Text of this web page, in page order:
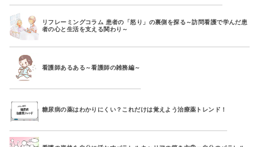
リフレーミングコラム 患者の「怒り」の裏側を探る～訪問看護で学んだ患
者の心と生活を支える関わり～
看護師あるある～看護師の雑務編～
糖尿病の薬はわかりにくい？これだけは覚えよう治療薬トレンド！